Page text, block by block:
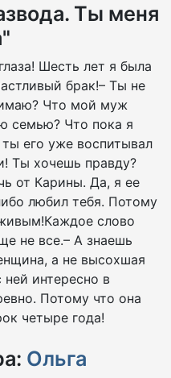
Ты меня
Шесть лет я была
брак!– Ты не
Что мой муж
семью? Что пока я
его уже воспитывал
Ты хочешь правду?
от Карины. Да, я ее
любил тебя. Потому
слово
не все.– А знаешь
а не высохшая
интересно в
Потому что она
четыре года!
Ольга